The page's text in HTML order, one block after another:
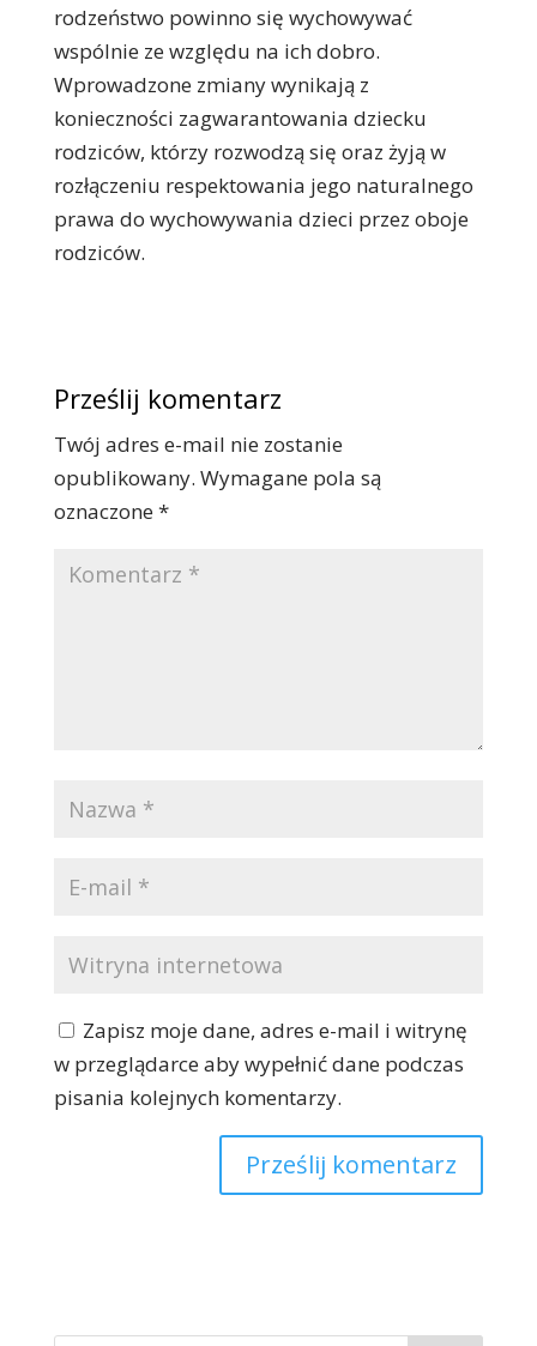
rodzeństwo powinno się wychowywać
wspólnie ze względu na ich dobro.
Wprowadzone zmiany wynikają z
konieczności zagwarantowania dziecku
rodziców, którzy rozwodzą się oraz żyją w
rozłączeniu respektowania jego naturalnego
prawa do wychowywania dzieci przez oboje
rodziców.
Prześlij komentarz
Twój adres e-mail nie zostanie
opublikowany. Wymagane pola są
oznaczone *
Zapisz moje dane, adres e-mail i witrynę
w przeglądarce aby wypełnić dane podczas
pisania kolejnych komentarzy.